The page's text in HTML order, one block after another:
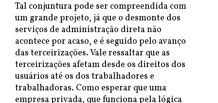
Tal conjuntura pode ser compreendida com
um grande projeto, já que o desmonte dos
serviços de administração direta não
acontece por acaso, e é seguido pelo avanço
das terceirizações. Vale ressaltar que as
terceirizações afetam desde os direitos dos
usuários até os dos trabalhadores e
trabalhadoras. Como esperar que uma
empresa privada, que funciona pela lógica